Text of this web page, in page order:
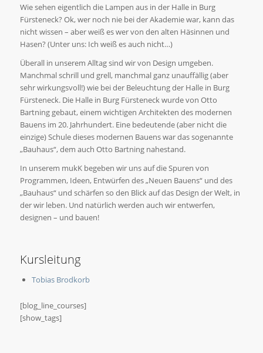
Wie sehen eigentlich die Lampen aus in der Halle in Burg
Fürsteneck? Ok, wer noch nie bei der Akademie war, kann das
nicht wissen – aber weiß es wer von den alten Häsinnen und
Hasen? (Unter uns: Ich weiß es auch nicht…)
Überall in unserem Alltag sind wir von Design umgeben.
Manchmal schrill und grell, manchmal ganz unauffällig (aber
sehr wirkungsvoll!) wie bei der Beleuchtung der Halle in Burg
Fürsteneck. Die Halle in Burg Fürsteneck wurde von Otto
Bartning gebaut, einem wichtigen Architekten des modernen
Bauens im 20. Jahrhundert. Eine bedeutende (aber nicht die
einzige) Schule dieses modernen Bauens war das sogenannte
„Bauhaus“, dem auch Otto Bartning nahestand.
In unserem mukK begeben wir uns auf die Spuren von
Programmen, Ideen, Entwürfen des „Neuen Bauens“ und des
„Bauhaus“ und schärfen so den Blick auf das Design der Welt, in
der wir leben. Und natürlich werden auch wir entwerfen,
designen – und bauen!
Kursleitung
Tobias Brodkorb
[blog_line_courses]
[show_tags]